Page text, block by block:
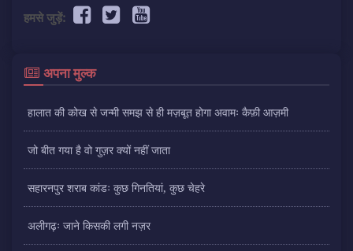
हमसे जुड़ें:
अपना मुल्क
हालात की कोख से जन्मी समझ से ही मज़बूत होगा अवामः कैफ़ी आज़मी
जो बीत गया है वो गुज़र क्यों नहीं जाता
सहारनपुर शराब कांडः कुछ गिनतियां, कुछ चेहरे
अलीगढ़ः जाने किसकी लगी नज़र